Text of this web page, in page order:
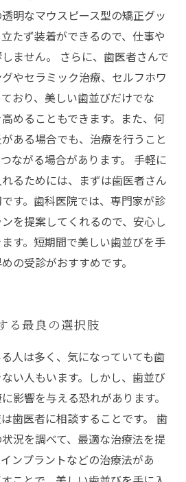
明なマウスピース型の矯正グッ
たず装着ができるので、仕事や
ません。 さらに、歯医者さんで
やセラミック治療、セルフホワ
おり、美しい歯並びだけでな
めることもできます。また、何
ある場合でも、治療を行うこと
ながる場合があります。 手軽に
るためには、まずは歯医者さん
す。歯科医院では、専門家が診
を提案してくれるので、安心し
す。短期間で美しい歯並びを手
の受診がおすすめです。
る最良の選択肢
人は多く、気になっていても歯
い人もいます。しかし、歯並び
影響を与える恐れがあります。
歯医者に相談することです。 歯
況を調べて、最適な治療法を提
ンプラントなどの治療法があ